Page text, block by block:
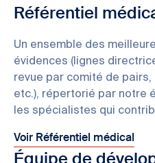
Référentiel
Un ensemble des
évidences (lignes
revue par comité de
etc.), répertorié par notre
les spécialistes qui
Voir Référentiel médical
Équipe de